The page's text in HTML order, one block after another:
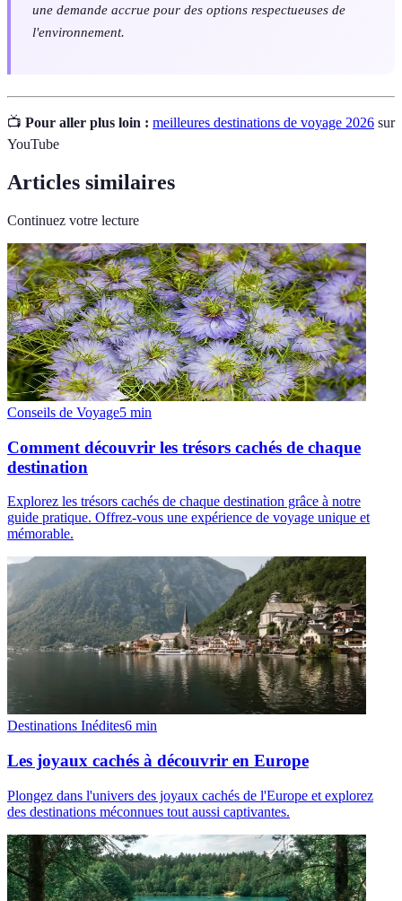
une demande accrue pour des options respectueuses de
l'environnement.
📺 Pour aller plus loin : meilleures destinations de voyage 2026 sur
YouTube
Articles similaires
Continuez votre lecture
Conseils de Voyage5 min
Comment découvrir les trésors cachés de chaque
destination
Explorez les trésors cachés de chaque destination grâce à notre
guide pratique. Offrez-vous une expérience de voyage unique et
mémorable.
Destinations Inédites6 min
Les joyaux cachés à découvrir en Europe
Plongez dans l'univers des joyaux cachés de l'Europe et explorez
des destinations méconnues tout aussi captivantes.